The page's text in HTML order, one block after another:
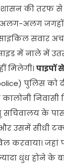
की तरफ से
अलग जगहों
सवार
में नाले में
मिलेगी।पाइपों
पुलिस को
निवासी
के
और उसमें सीधी
करवाया।
धुंध होने के